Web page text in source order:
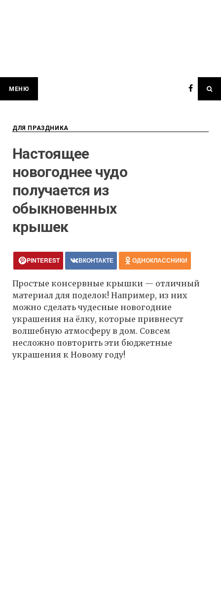
МЕНЮ
ДЛЯ ПРАЗДНИКА
Настоящее
новогоднее чудо
получается из
обыкновенных
крышек
PINTEREST ВКОНТАКТЕ ОДНОКЛАССНИКИ
Простые консервные крышки — отличный
материал для поделок! Например, из них
можно сделать чудесные новогодние
украшения на ёлку, которые привнесут
волшебную атмосферу в дом. Совсем
несложно повторить эти бюджетные
украшения к Новому году!